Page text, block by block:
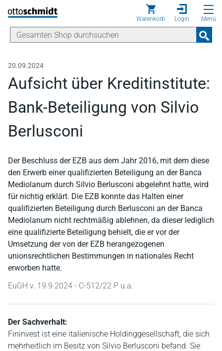
Direkt zum Inhalt
Warenkorb Login Menü
20.09.2024
Aufsicht über Kreditinstitute:
Bank-Beteiligung von Silvio
Berlusconi
Der Beschluss der EZB aus dem Jahr 2016, mit dem diese
den Erwerb einer qualifizierten Beteiligung an der Banca
Mediolanum durch Silvio Berlusconi abgelehnt hatte, wird
für nichtig erklärt. Die EZB konnte das Halten einer
qualifizierten Beteiligung durch Berlusconi an der Banca
Mediolanum nicht rechtmäßig ablehnen, da dieser lediglich
eine qualifizierte Beteiligung behielt, die er vor der
Umsetzung der von der EZB herangezogenen
unionsrechtlichen Bestimmungen in nationales Recht
erworben hatte.
EuGH v. 19.9.2024 - C-512/22 P u.a.
Der Sachverhalt:
Fininvest ist eine italienische Holdinggesellschaft, die sich
mehrheitlich im Besitz von Silvio Berlusconi befand. Sie